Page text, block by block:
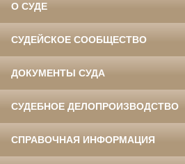
О СУДЕ
СУДЕЙСКОЕ СООБЩЕСТВО
ДОКУМЕНТЫ СУДА
СУДЕБНОЕ ДЕЛОПРОИЗВОДСТВО
СПРАВОЧНАЯ ИНФОРМАЦИЯ